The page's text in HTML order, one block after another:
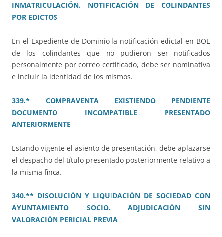
INMATRICULACIÓN. NOTIFICACIÓN DE COLINDANTES
POR EDICTOS
En el Expediente de Dominio la notificación edictal en BOE
de los colindantes que no pudieron ser notificados
personalmente por correo certificado, debe ser nominativa
e incluir la identidad de los mismos.
339.* COMPRAVENTA EXISTIENDO PENDIENTE
DOCUMENTO INCOMPATIBLE PRESENTADO
ANTERIORMENTE
Estando vigente el asiento de presentación, debe aplazarse
el despacho del título presentado posteriormente relativo a
la misma finca.
340.** DISOLUCIÓN Y LIQUIDACIÓN DE SOCIEDAD CON
AYUNTAMIENTO SOCIO. ADJUDICACIÓN SIN
VALORACIÓN PERICIAL PREVIA